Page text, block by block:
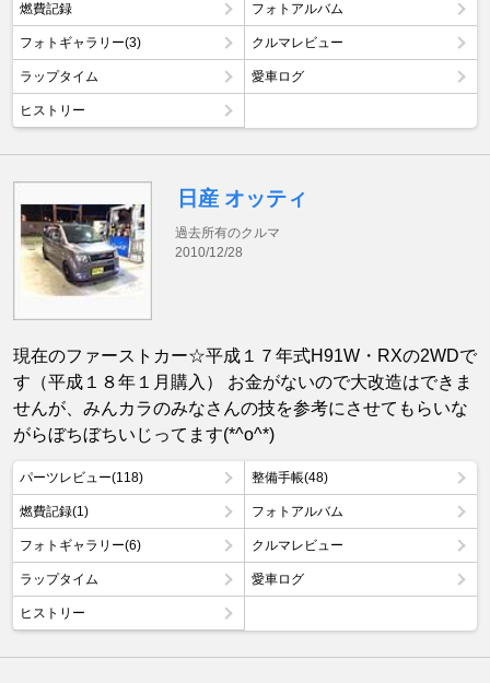
燃費記録 フォトアルバム
フォトギャラリー(3) クルマレビュー
ラップタイム 愛車ログ
ヒストリー
日産 オッティ
過去所有のクルマ
2010/12/28
現在のファーストカー☆平成１７年式H91W・RXの2WDで
す（平成１８年１月購入） お金がないので大改造はできま
せんが、みんカラのみなさんの技を参考にさせてもらいな
がらぼちぼちいじってます(*^o^*)
パーツレビュー(118) 整備手帳(48)
燃費記録(1) フォトアルバム
フォトギャラリー(6) クルマレビュー
ラップタイム 愛車ログ
ヒストリー